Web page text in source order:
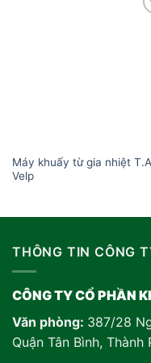
Máy khuấy từ gia nhiệt
Velp
THÔNG TIN CÔNG
CÔNG TY CỔ PHẦN
Văn phòng: 387/28
Quận Tân Bình,